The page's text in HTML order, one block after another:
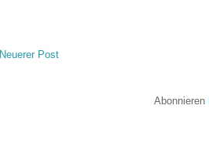
Neuerer Post
Abonnieren